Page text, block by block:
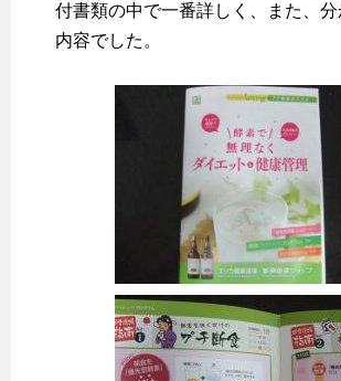
付書類の中で一番詳しく、また、
内容でした。